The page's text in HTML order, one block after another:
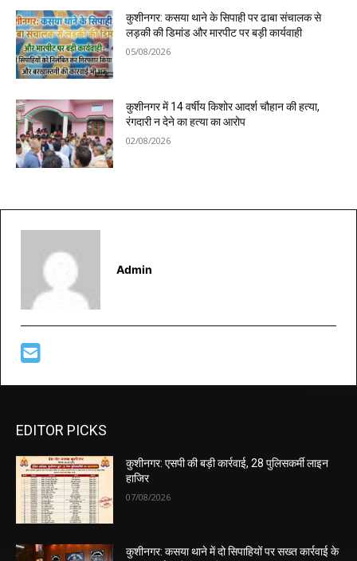
कुशीनगर: कसया थाने के सिपाही पर ढाबा संचालक से
लड़की की डिमांड और मारपीट पर बड़ी कार्यवाही
05/08/2026
कुशीनगर में 14 वर्षीय किशोर आदर्श चौहान की हत्या,
रंगदारी न देने का हत्या का आरोप
02/08/2026
Admin
EDITOR PICKS
कुशीनगर: एसपी की बड़ी कार्रवाई, 28 पुलिसकर्मी लाइन
हाजिर
07/08/2026
कुशीनगर: कसया थाने में दो सिपाहियों पर सख्त कार्रवाई के